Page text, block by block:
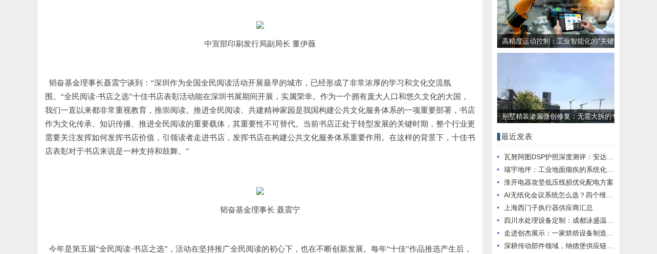
中宣部印刷发行局副局长 董伊薇
韬奋基金理事长聂震宁谈到： “深圳作为全国全民阅读活动开展最早的城市，已经形成了非常浓厚的学习和文化交流氛
围。“全民阅读·书店之选”十佳书店表彰活动能在深圳书展期间开展，实属荣幸。作为一个拥有庞大人口和悠久文化的大国，
我们一直以来都非常重视教育，推崇阅读。推进全民阅读、共建精神家园是我国构建公共文化服务体系的一项重要部署，书店
作为文化传承、知识传播、推进全民阅读的重要载体，其重要性不可替代。当前书店正处于转型发展的关键时期，整个行业更
需要关注发挥如何发挥书店价值，引领读者走进书店，发挥书店在构建公共文化服务体系重要作用。在这样的背景下，十佳书
店表彰对于书店来说是一种支持和鼓舞。 ”
韬奋基金理事长 聂震宁
今年是第五届“全民阅读·书店之选”，活动在坚持推广全民阅读的初心下，也在不断创新发展。每年“十佳”作品推选产生后，
高精度运动控制：工业智能化的"关键
落地环节"挑战
别墅精装渗漏微创修复：无需大拆的专
最近发表
瓦努阿图DSP护照深度测评：安达移民全流程解析
瑞宇地坪：工业地面痼疾的系统化应对之道
淮开电器攻坚低压线损优化配电方案
AI无纸化会议系统怎么选？四个维度帮你轻松“避坑”！！
上海西门子执行器供应商汇总
四川水处理设备定制：成都泳盛温泉泳池EPC全链服务方案
走进创杰展示：一家烘焙设备制造企业的硬实力观察
深耕传动部件领域，纳德堡供应链铸就行业典范